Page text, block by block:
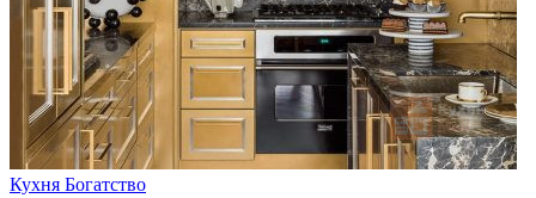
Кухня Богатство